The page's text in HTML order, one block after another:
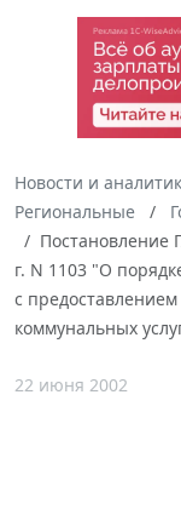
Новости и
Региональные
Постановление
г. N 1103 "О
с
коммунальных
22 июня 2002